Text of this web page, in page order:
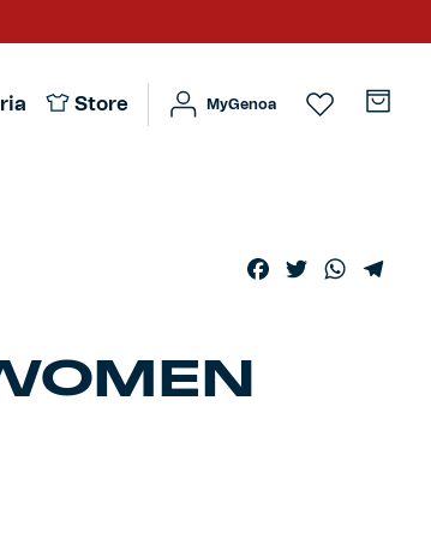
Store MyGenoa
Facebook
Twitter